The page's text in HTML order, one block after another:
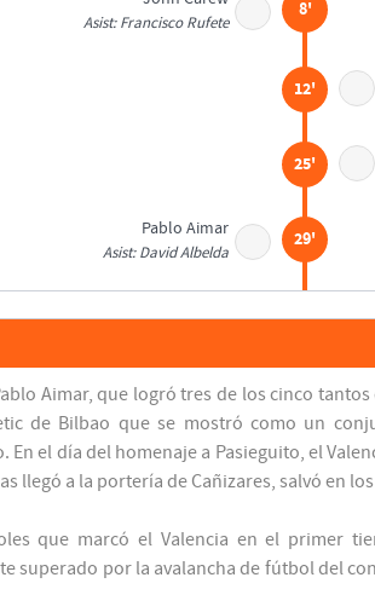
Asist: Francisco Rufete
8'
12'
25'
Pablo Aimar
Asist: David Albelda
29'
Curro Torres 34'
37'
Pablo Aimar
Asist: Vicente Rodríguez
43'
Descanso 45'
Aimar, que logró tres de los cinco
de Bilbao que se mostró como un
En el día del homenaje a Pasieguito, el
llegó a la portería de Cañizares, salvó en
que marcó el Valencia en el primer
superado por la avalancha de fútbol del